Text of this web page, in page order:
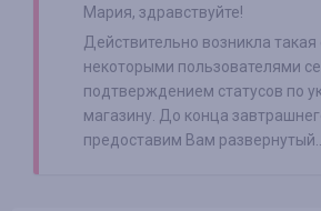
Мария, здравствуйте!
Действительно возникла такая
некоторыми пользователями
подтверждением статусов по
магазину. До конца
предоставим Вам развернутый...